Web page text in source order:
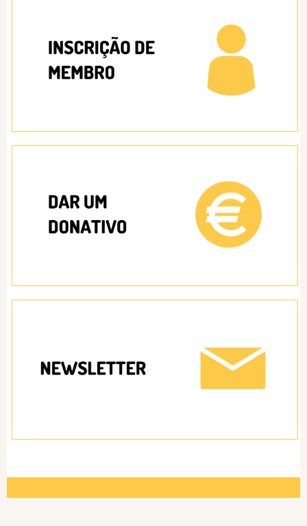
46 Candidato: Joana Filipa Godinho Neves,
Idade: 31, Profissão: Arquiteta
47 Candidato: Milena Gueorguieva Jekova
Falcão de Campos, Idade: 42, Profissão:
49 Candidato: Andreia Filipa Caçador
50 Candidato: Sara Cristina Amélio Bento,
Idade: 33, Profissão: Gestora de Stocks
51 Candidato: Pedro Prazeres Falcão de
Campos, Idade: 52, Profissão: Bancário
Professora
53 Candidato: Mauro António Pessoa